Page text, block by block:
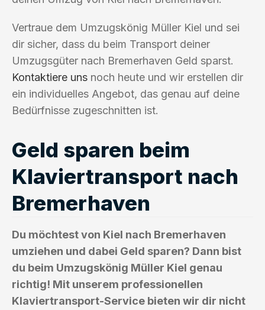
Vertraue dem Umzugskönig Müller Kiel und sei
dir sicher, dass du beim Transport deiner
Umzugsgüter nach Bremerhaven Geld sparst.
Kontaktiere uns noch heute und wir erstellen dir
ein individuelles Angebot, das genau auf deine
Bedürfnisse zugeschnitten ist.
Geld sparen beim
Klaviertransport nach
Bremerhaven
Du möchtest von Kiel nach Bremerhaven
umziehen und dabei Geld sparen? Dann bist
du beim Umzugskönig Müller Kiel genau
richtig! Mit unserem professionellen
Klaviertransport-Service bieten wir dir nicht